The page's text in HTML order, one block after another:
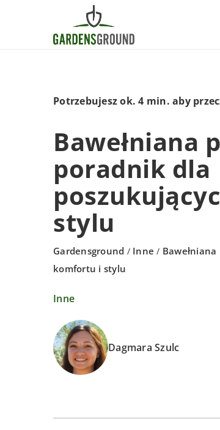
Potrzebujesz ok. 4 min. aby
Bawełniana
poradnik dla
stylu
Gardensground / Inne /
komfortu i stylu
Inne
Dagmara Szulc